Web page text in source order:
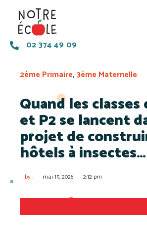
02 374 49 09
2ème Primaire,3ème Maternelle
Quand les classes
et P2 se lancent
projet de
hôtels à insectes…
by. mai 15, 2026 2:12 pm